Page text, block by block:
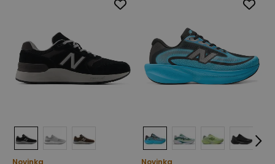
Novinka
Novinka